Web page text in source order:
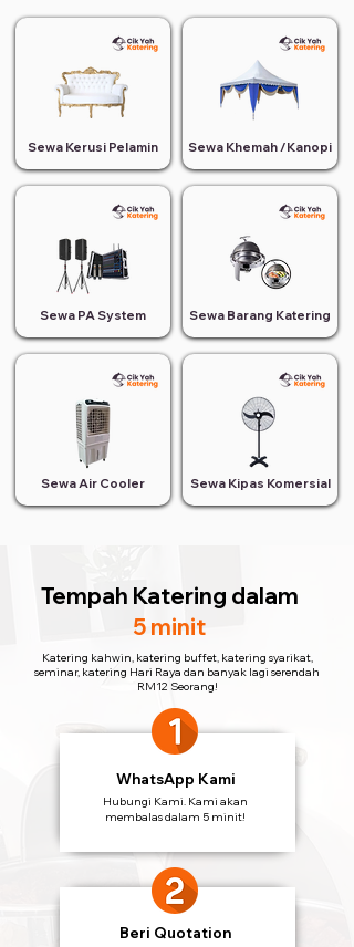
Sewa Kerusi Pelamin
Sewa PA System
Sewa Air Cooler
Sewa Khemah /Kanopi
Sewa Barang Katering
Sewa Kipas Komersial
Tempah Katering dalam
5 minit
Katering kahwin, katering buffet, katering syarikat,
seminar, katering Hari Raya dan banyak lagi serendah
RM12 Seorang!
WhatsApp Kami
Hubungi Kami. Kami akan
membalas dalam 5 minit!
Beri Quotation